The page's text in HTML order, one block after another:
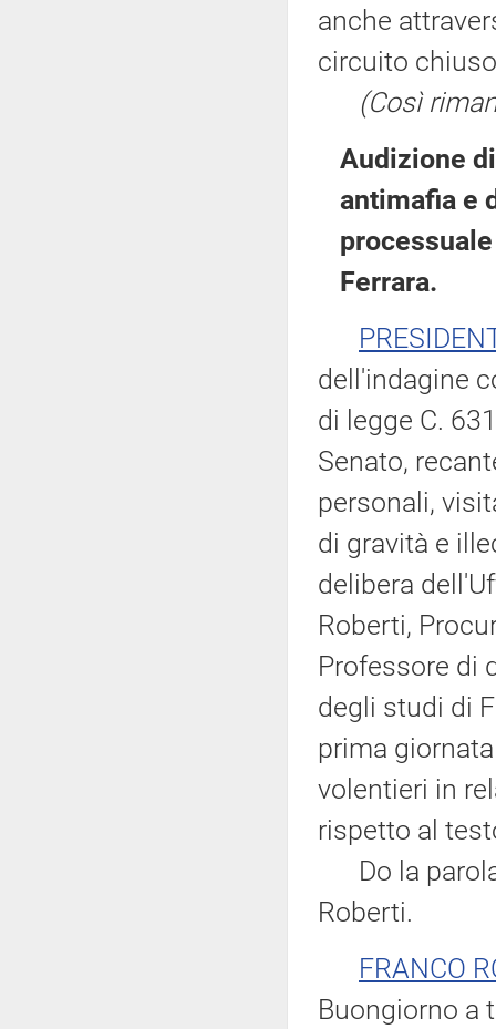
anche
circuito
(Così
Audizione
antimafia e
Ferrara.
dell'indagine
di legge C.
Senato,
personali,
di gravità e
delibera
Roberti,
Professore di
degli studi di
prima
volentieri in
rispetto al
Do la parola
Roberti.
FRANCO
Buongiorno a